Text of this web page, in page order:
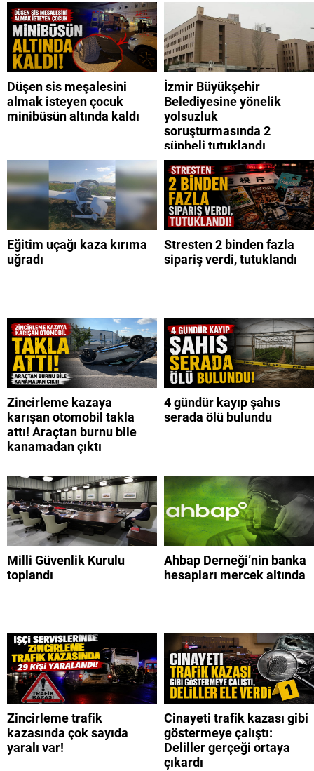
Düşen sis meşalesini
almak isteyen çocuk
minibüsün altında kaldı
İzmir Büyükşehir
Belediyesine yönelik
yolsuzluk
soruşturmasında 2
şüpheli tutuklandı
Eğitim uçağı kaza kırıma
uğradı
Stresten 2 binden fazla
sipariş verdi, tutuklandı
Zincirleme kazaya
karışan otomobil takla
attı! Araçtan burnu bile
kanamadan çıktı
4 gündür kayıp şahıs
serada ölü bulundu
Milli Güvenlik Kurulu
toplandı
Ahbap Derneği’nin banka
hesapları mercek altında
Zincirleme trafik
kazasında çok sayıda
yaralı var!
Cinayeti trafik kazası gibi
göstermeye çalıştı:
Deliller gerçeği ortaya
çıkardı